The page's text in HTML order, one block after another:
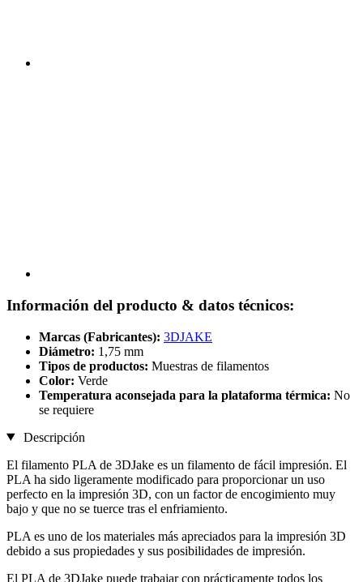
Información del producto & datos técnicos:
Marcas (Fabricantes): 3DJAKE
Diámetro: 1,75 mm
Tipos de productos: Muestras de filamentos
Color: Verde
Temperatura aconsejada para la plataforma térmica: No
se requiere
Descripción
El filamento PLA de 3DJake es un filamento de fácil impresión. El
PLA ha sido ligeramente modificado para proporcionar un uso
perfecto en la impresión 3D, con un factor de encogimiento muy
bajo y que no se tuerce tras el enfriamiento.
PLA es uno de los materiales más apreciados para la impresión 3D
debido a sus propiedades y sus posibilidades de impresión.
El PLA de 3DJake puede trabajar con prácticamente todos los